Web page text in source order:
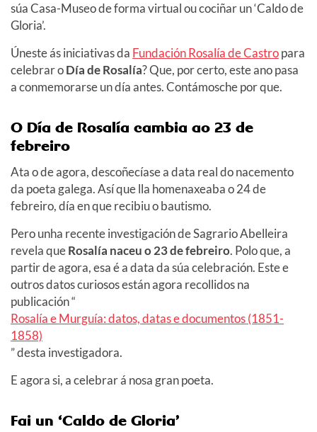
súa Casa-Museo de forma virtual ou cociñar un ‘Caldo de
Gloria’.
Úneste ás iniciativas da Fundación Rosalía de Castropara
celebrar oDía de Rosalía? Que, por certo, este ano pasa
a conmemorarse un día antes. Contámosche por que.
O Día de Rosalía cambia ao 23 de
febreiro
Ata o de agora, descoñecíase a data real do nacemento
da poeta galega. Así que lla homenaxeaba o 24 de
febreiro, día en que recibiu o bautismo.
Pero unha recente investigación de Sagrario Abelleira
revela queRosalía naceu o 23 de febreiro. Polo que, a
partir de agora, esa é a data da súa celebración. Este e
outros datos curiosos están agora recollidos na
publicación “
Rosalía e Murguía: datos, datas e documentos (1851-
1858)
” desta investigadora.
E agora si, a celebrar á nosa gran poeta.
Fai un ‘Caldo de Gloria’